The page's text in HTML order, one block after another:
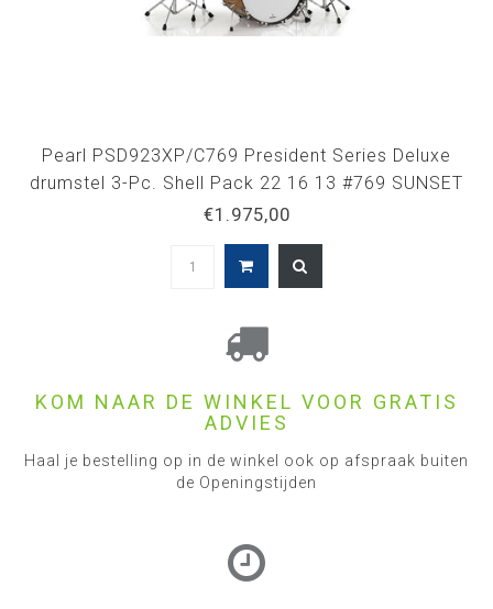
Pearl PSD923XP/C769 President Series Deluxe
drumstel 3-Pc. Shell Pack 22 16 13 #769 SUNSET
RIPPLE
€1.975,00
KOM NAAR DE WINKEL VOOR GRATIS
ADVIES
Haal je bestelling op in de winkel ook op afspraak buiten
de Openingstijden